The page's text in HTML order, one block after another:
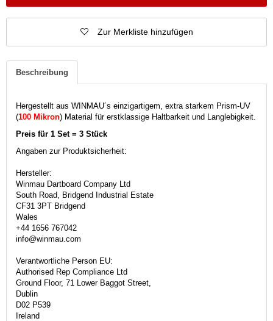
Zur Merkliste hinzufügen
Beschreibung
Hergestellt aus WINMAU´s einzigartigem, extra starkem Prism-UV
(100 Mikron) Material für erstklassige Haltbarkeit und Langlebigkeit.
Preis für 1 Set = 3 Stück
Angaben zur Produktsicherheit:
Hersteller:
Winmau Dartboard Company Ltd
South Road, Bridgend Industrial Estate
CF31 3PT Bridgend
Wales
+44 1656 767042
info@winmau.com
Verantwortliche Person EU:
Authorised Rep Compliance Ltd
Ground Floor, 71 Lower Baggot Street,
Dublin
D02 P539
Ireland